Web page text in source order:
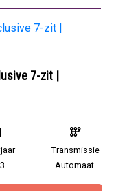
7-zit |
Transmissie
Automaat